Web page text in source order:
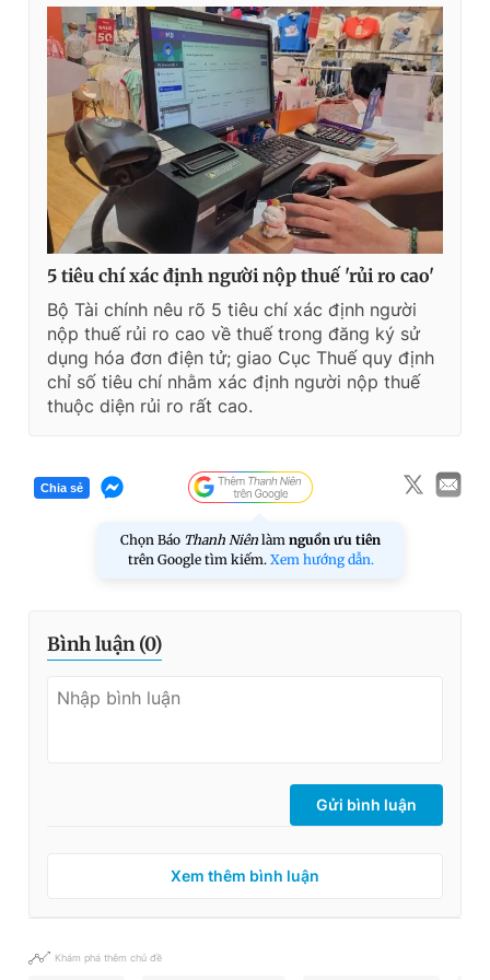
5 tiêu chí xác định người nộp thuế 'rủi ro cao'
Bộ Tài chính nêu rõ 5 tiêu chí xác định người
nộp thuế rủi ro cao về thuế trong đăng ký sử
dụng hóa đơn điện tử; giao Cục Thuế quy định
chỉ số tiêu chí nhằm xác định người nộp thuế
thuộc diện rủi ro rất cao.
Chia sẻ
Chọn Báo Thanh Niên làm nguồn ưu tiên
trên Google tìm kiếm. Xem hướng dẫn.
Bình luận (0)
Gửi bình luận
Xem thêm bình luận
Khám phá thêm chủ đề